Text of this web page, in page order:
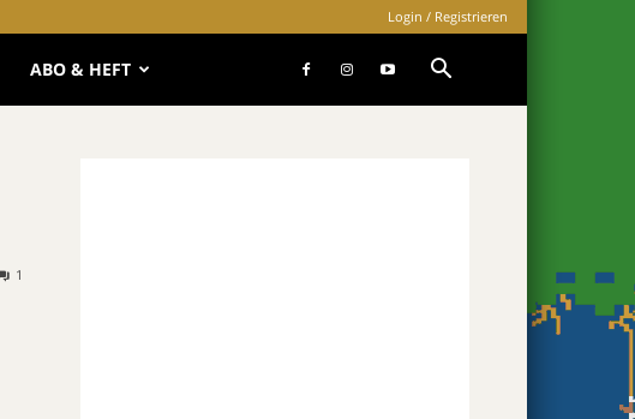
Login / Registrieren
ABO & HEFT
1